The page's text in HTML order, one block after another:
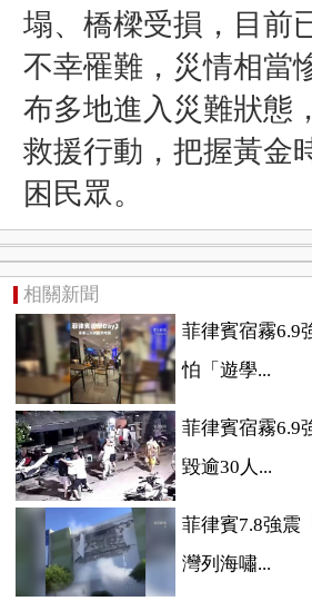
塌、橋樑受損，目前
不幸罹難，災情相當
布多地進入災難狀態
救援行動，把握黃金
困民眾。
相關新聞
菲律賓宿霧
怕「遊學...
菲律賓宿霧6.9
毀逾30人...
菲律賓7.8強震
灣列海嘯...